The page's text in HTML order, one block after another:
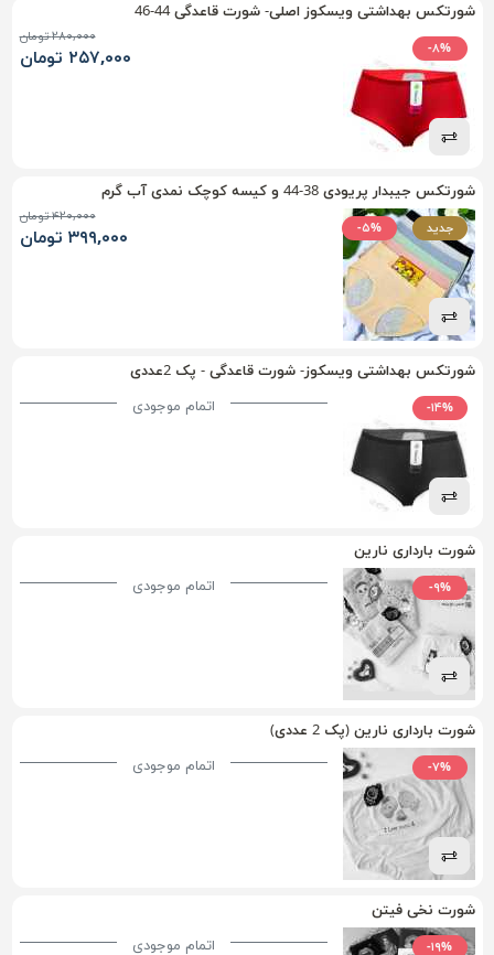
شورتکس بهداشتی ویسکوز اصلی- شورت قاعدگی 44-46
-۸%
۲۸۰,۰۰۰ تومان
۲۵۷,۰۰۰ تومان
شورتکس جیبدار پریودی 38-44 و کیسه کوچک نمدی آب گرم
جدید -۵%
۴۲۰,۰۰۰ تومان
۳۹۹,۰۰۰ تومان
شورتکس بهداشتی ویسکوز- شورت قاعدگی - پک 2عددی
-۱۴% اتمام موجودی
شورت بارداری نارین
-۹% اتمام موجودی
شورت بارداری نارین (پک 2 عددی)
-۷% اتمام موجودی
شورت نخی فیتن
-۱۹% اتمام موجودی